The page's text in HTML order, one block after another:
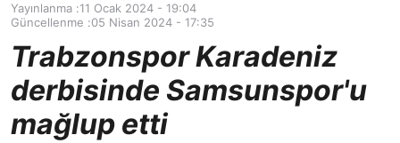
Yayınlanma :11 Ocak 2024 - 19:04
Güncellenme :05 Nisan 2024 - 17:35
Trabzonspor Karadeniz
derbisinde Samsunspor'u
mağlup etti